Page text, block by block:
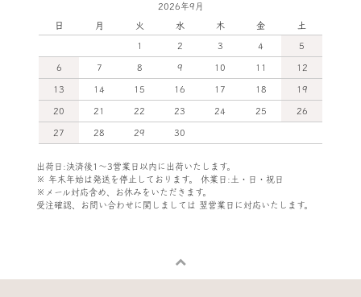
2026年9月
日 月 火 水 木 金 土
1 2 3 4 5
6 7 8 9 10 11 12
13 14 15 16 17 18 19
20 21 22 23 24 25 26
27 28 29 30
出荷日:決済後1～3営業日以内に出荷いたします。
※ 年末年始は発送を停止しております。 休業日:土・日・祝日
※メール対応含め、お休みをいただきます。
受注確認、お問い合わせに関しましては 翌営業日に対応いたします。